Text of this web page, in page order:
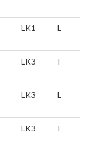
LK1 L
LK3 I
LK3 L
LK3 I